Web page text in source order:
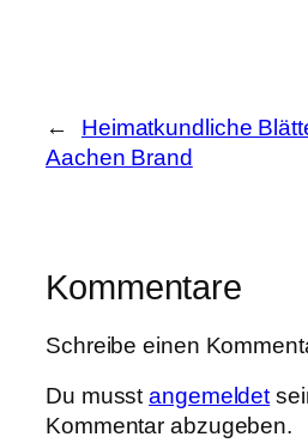
←
Heimatkundliche
Aachen Brand
Kommentare
Schreibe einen
Du musstangemeldet
Kommentar abzugeben.